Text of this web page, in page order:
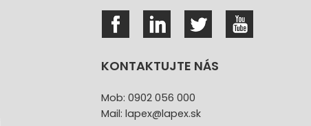
KONTAKTUJTE NÁS
Mob: 0902 056 000
Mail: lapex@lapex.sk